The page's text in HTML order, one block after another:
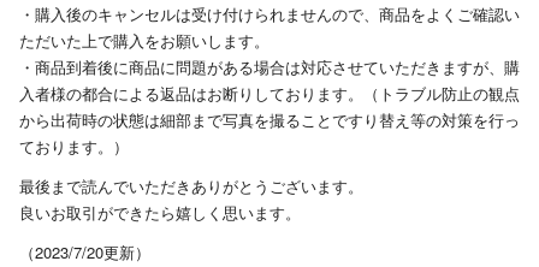
・購入後のキャンセルは受け付けられませんので、商品をよくご確認い
ただいた上で購入をお願いします。
・商品到着後に商品に問題がある場合は対応させていただきますが、購
入者様の都合による返品はお断りしております。（トラブル防止の観点
から出荷時の状態は細部まで写真を撮ることですり替え等の対策を行っ
ております。）
最後まで読んでいただきありがとうございます。
良いお取引ができたら嬉しく思います。
（2023/7/20更新）